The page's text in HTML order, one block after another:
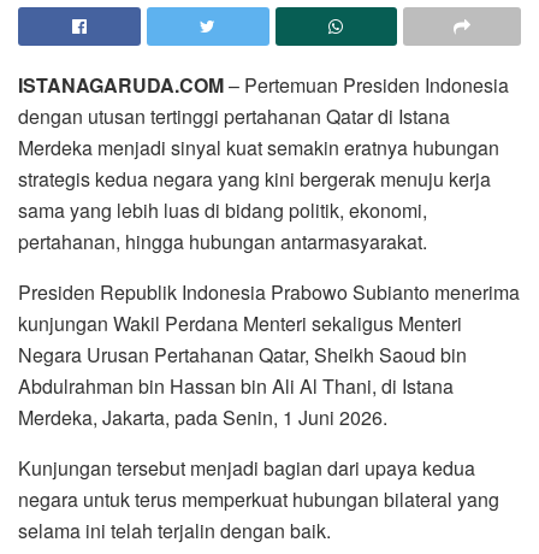
ISTANAGARUDA.COM– Pertemuan Presiden Indonesia
dengan utusan tertinggi pertahanan Qatar di Istana
Merdeka menjadi sinyal kuat semakin eratnya hubungan
strategis kedua negara yang kini bergerak menuju kerja
sama yang lebih luas di bidang politik, ekonomi,
pertahanan, hingga hubungan antarmasyarakat.
Presiden Republik Indonesia Prabowo Subianto menerima
kunjungan Wakil Perdana Menteri sekaligus Menteri
Negara Urusan Pertahanan Qatar, Sheikh Saoud bin
Abdulrahman bin Hassan bin Ali Al Thani, di Istana
Merdeka, Jakarta, pada Senin, 1 Juni 2026.
Kunjungan tersebut menjadi bagian dari upaya kedua
negara untuk terus memperkuat hubungan bilateral yang
selama ini telah terjalin dengan baik.